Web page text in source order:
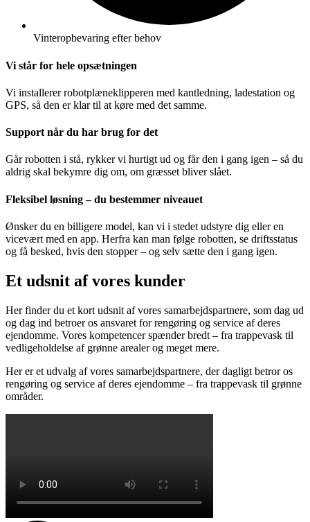
Vinteropbevaring efter behov
Vi står for hele opsætningen
Vi installerer robotplæneklipperen med kantledning, ladestation og
GPS, så den er klar til at køre med det samme.
Support når du har brug for det
Går robotten i stå, rykker vi hurtigt ud og får den i gang igen – så du
aldrig skal bekymre dig om, om græsset bliver slået.
Fleksibel løsning – du bestemmer niveauet
Ønsker du en billigere model, kan vi i stedet udstyre dig eller en
vicevært med en app. Herfra kan man følge robotten, se driftsstatus
og få besked, hvis den stopper – og selv sætte den i gang igen.
Et udsnit af vores kunder
Her finder du et kort udsnit af vores samarbejdspartnere, som dag ud
og dag ind betroer os ansvaret for rengøring og service af deres
ejendomme. Vores kompetencer spænder bredt – fra trappevask til
vedligeholdelse af grønne arealer og meget mere.
Her er et udvalg af vores samarbejdspartnere, der dagligt betror os
rengøring og service af deres ejendomme – fra trappevask til grønne
områder.